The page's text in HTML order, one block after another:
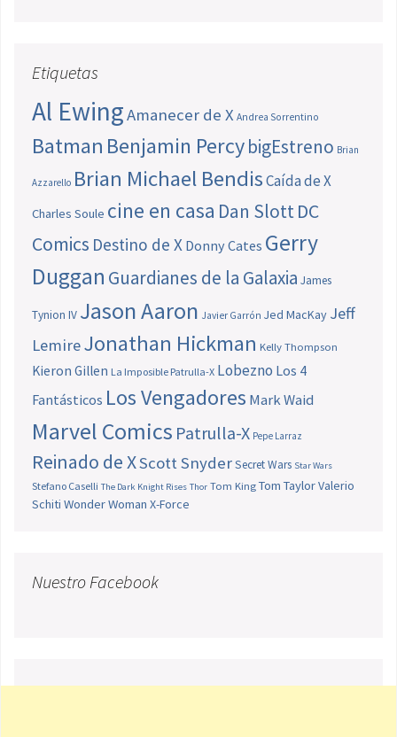
Etiquetas
Al EwingAmanecer de X Andrea Sorrentino
Batman Benjamin PercybigEstreno Brian
Azzarello Brian Michael BendisCaída de X
Charles Soule cine en casa Dan SlottDC
Comics Destino de X Donny Cates Gerry
Duggan Guardianes de la Galaxia James
Tynion IV Jason Aaron Javier Garrón Jed MacKay Jeff
LemireJonathan Hickman Kelly Thompson
Kieron Gillen La Imposible Patrulla-X Lobezno Los 4
Fantásticos Los Vengadores Mark Waid
Marvel Comics Patrulla-X Pepe Larraz
Reinado de XScott SnyderSecret Wars Star Wars
Stefano Caselli The Dark Knight Rises Thor Tom King Tom TaylorValerio
Schiti Wonder Woman X-Force
Nuestro Facebook